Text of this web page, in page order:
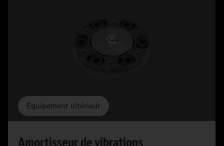
Équipement ultérieur
Amortisseur de vibrations